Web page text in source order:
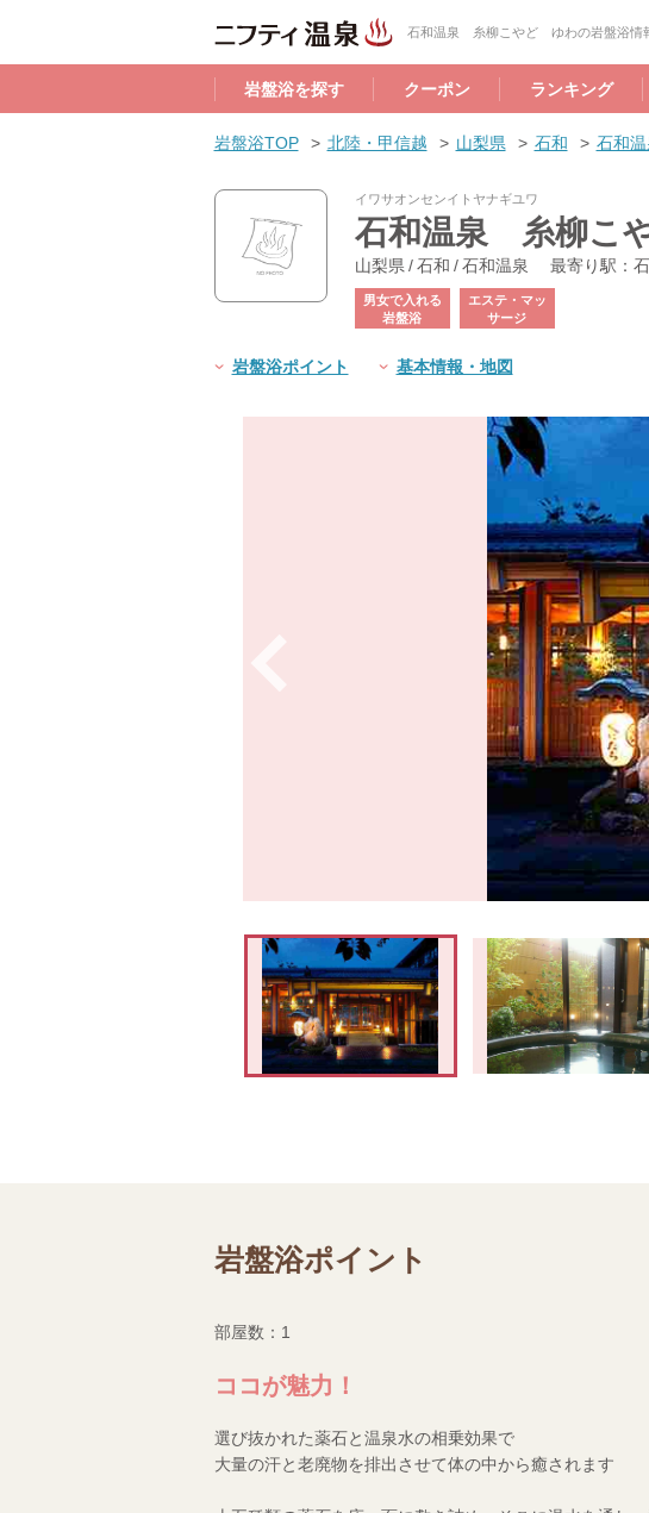
石和温泉 糸柳こやど ゆわの岩盤浴情
岩盤浴を探す クーポン ランキング
岩盤浴TOP 北陸・甲信越 山梨県 石和 石和
イワサオンセンイトヤナギユワ
石和温泉 糸柳こ
山梨県 / 石和 / 石和温泉 最寄り駅：
男女で入れる
岩盤浴
エステ・マッ
サージ
岩盤浴ポイント 基本情報・地図
岩盤浴ポイント
部屋数：1
ココが魅力！
選び抜かれた薬石と温泉水の相乗効果で
大量の汗と老廃物を排出させて体の中から癒されます